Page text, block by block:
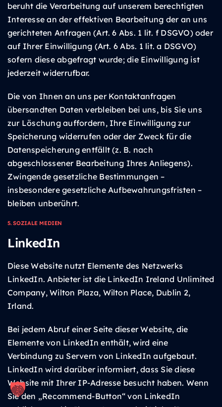
beruht die Verarbeitung auf unserem berechtigten
Interesse an der effektiven Bearbeitung der an uns
gerichteten Anfragen (Art. 6 Abs. 1 lit. f DSGVO) oder
auf Ihrer Einwilligung (Art. 6 Abs. 1 lit. a DSGVO)
sofern diese abgefragt wurde; die Einwilligung ist
jederzeit widerrufbar.
Die von Ihnen an uns per Kontaktanfragen
übersandten Daten verbleiben bei uns, bis Sie uns
zur Löschung auffordern, Ihre Einwilligung zur
Speicherung widerrufen oder der Zweck für die
Datenspeicherung entfällt (z. B. nach
abgeschlossener Bearbeitung Ihres Anliegens).
Zwingende gesetzliche Bestimmungen –
insbesondere gesetzliche Aufbewahrungsfristen –
bleiben unberührt.
5. SOZIALE MEDIEN
LinkedIn
Diese Website nutzt Elemente des Netzwerks
LinkedIn. Anbieter ist die LinkedIn Ireland Unlimited
Company, Wilton Plaza, Wilton Place, Dublin 2,
Irland.
Bei jedem Abruf einer Seite dieser Website, die
Elemente von LinkedIn enthält, wird eine
Verbindung zu Servern von LinkedIn aufgebaut.
LinkedIn wird darüber informiert, dass Sie diese
Website mit Ihrer IP-Adresse besucht haben. Wenn
Sie den „Recommend-Button“ von LinkedIn